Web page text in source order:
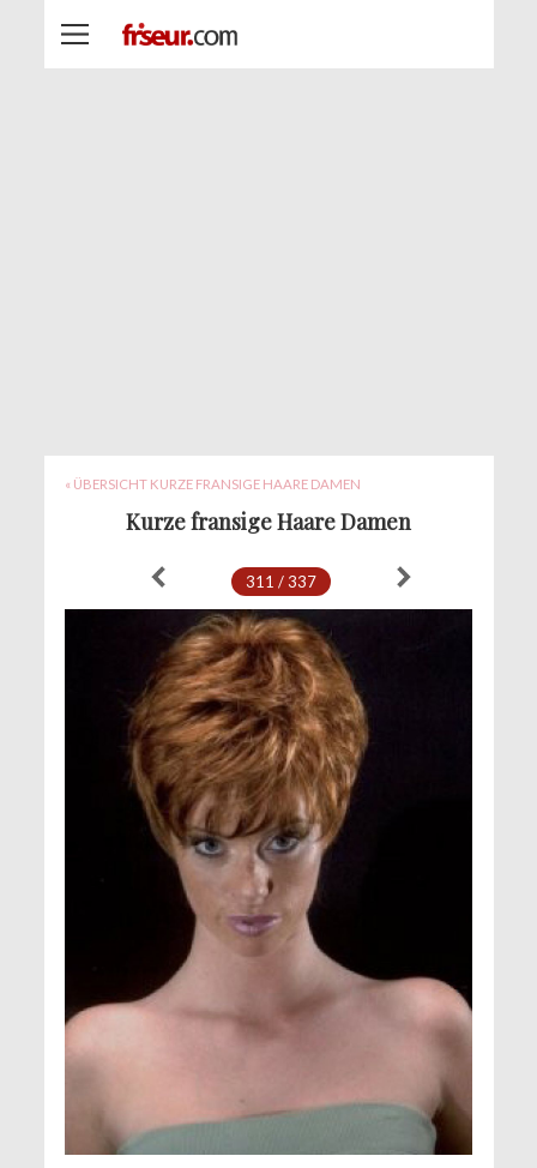
« ÜBERSICHT KURZE FRANSIGE HAARE DAMEN
Kurze fransige Haare Damen
311 / 337